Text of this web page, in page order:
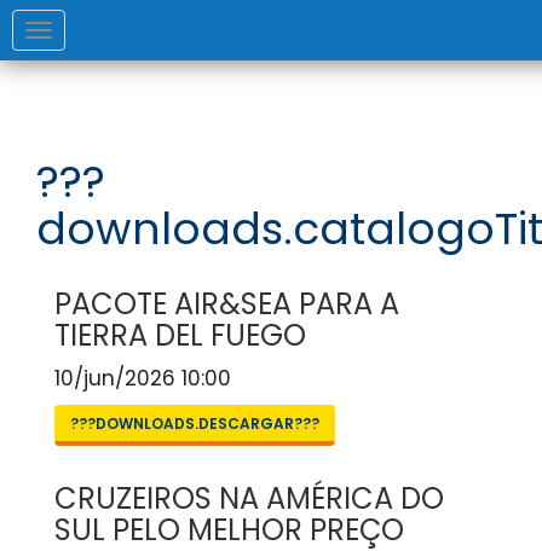
Toggle
navigation
???
PACOTE AIR&SEA PARA A
TIERRA DEL FUEGO
10/jun/2026 10:00
???DOWNLOADS.DESCARGAR???
CRUZEIROS NA AMÉRICA DO
SUL PELO MELHOR PREÇO